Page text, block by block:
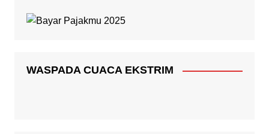
WASPADA CUACA EKSTRIM